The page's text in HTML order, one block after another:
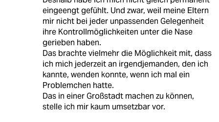
eingeengt gefühlt. Und zwar, weil meine Eltern
mir nicht bei jeder unpassenden Gelegenheit
ihre Kontrollmöglichkeiten unter die Nase
gerieben haben.
Das brachte vielmehr die Möglichkeit mit, dass
ich mich jederzeit an irgendjemanden, den ich
kannte, wenden konnte, wenn ich mal ein
Problemchen hatte.
Das in einer Großstadt machen zu können,
stelle ich mir kaum umsetzbar vor.